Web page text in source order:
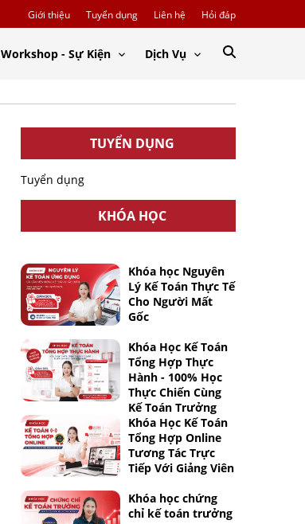
Giới thiệu Tuyển dụng Liên hệ Hỏi đáp
Workshop - Sự Kiện Dịch Vụ
TUYỂN DỤNG
Tuyển dụng
KHÓA HỌC
Khóa học Nguyên
Lý Kế Toán Thực Tế
Cho Người Mất
Gốc
Khóa Học Kế Toán
Tổng Hợp Thực
Hành - 100% Học
Thực Chiến Cùng
Kế Toán Trưởng
Khóa Học Kế Toán
Tổng Hợp Online
Tương Tác Trực
Tiếp Với Giảng Viên
Khóa học chứng
chỉ kế toán trưởng